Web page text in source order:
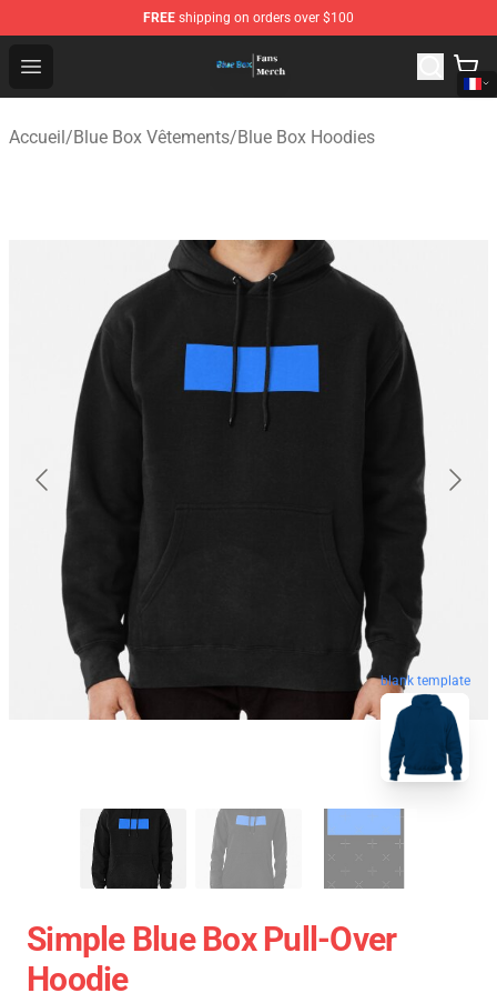
FREE shipping on orders over $100
Open menu
Blue Box Store - Official Blue Box Merchandise Shop
Accueil/Blue Box Vêtements/Blue Box Hoodies
blank template
Simple Blue Box Pull-Over
Hoodie